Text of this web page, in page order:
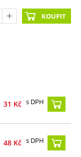
KOUPIT
31 Kč s DPH
48 Kč s DPH